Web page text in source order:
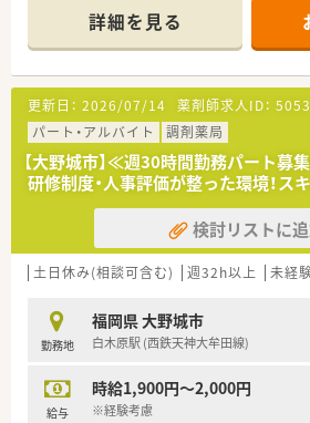
り約22枚の処方箋を丁寧に扱える余裕
■在宅医療にも積極的に取り組んでお
の訪問を通じて服薬指導の専門性を
【法人特徴について】
■福岡県を中心に九州全域で110店舗
医療を支える九州最大手の薬局として
■病院門前から医療モール型まで多種
薬剤師として幅広い処方経験を積め
■最新の調剤機器や自社アプリを導入
担軽減と対人業務の充実を高いレベル
【職場環境と雰囲気】
■20代から30代の子育て世代が最も
■社員同士の仲が非常に良く、職場内
活発で風通しの良いアットホームな雰
■男女比は女性が8割を占めており、
詳細を見る
更新日： 2026/07/14 薬剤師求人ID：
パート・アルバイト
調剤薬局
【大野城市】≪週30時間勤務パート
研修制度・人事評価が整った環境！ス
検討リストに
土日休み(相談可含む) 週32h以上 未経
勤務地
福岡県 大野城市
白木原駅 (西鉄天神大牟田線)
給与
時給1,900円～2,000円
※経験考慮